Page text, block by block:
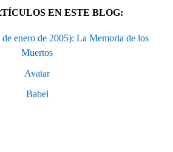
EN ESTE BLOG:
enero de 2005): La Memoria de los
Muertos
Avatar
Babel